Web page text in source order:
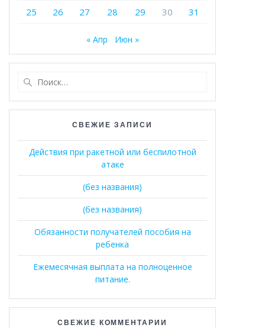
25
26 27 28 29 30 31
« Апр Июн »
СВЕЖИЕ ЗАПИСИ
Действия при ракетной или беспилотной
атаке
(без названия)
(без названия)
Обязанности получателей пособия на
ребенка
Ежемесячная выплата на полноценное
питание.
СВЕЖИЕ КОММЕНТАРИИ